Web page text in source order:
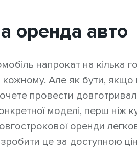
оренда авто
напрокат на кілька
Але як бути,
провести
моделі, перш ніж
оренди
це за доступною